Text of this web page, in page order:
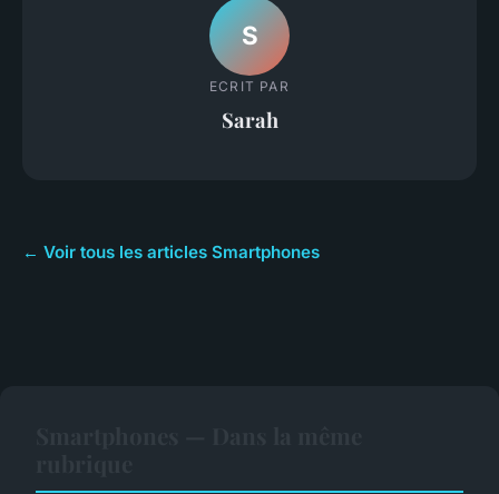
S
ECRIT PAR
Sarah
← Voir tous les articles Smartphones